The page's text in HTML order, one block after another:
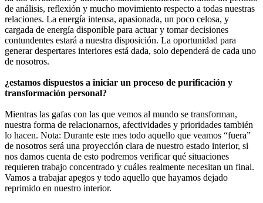
de análisis, reflexión y mucho movimiento respecto a todas nuestras
relaciones. La energía intensa, apasionada, un poco celosa, y
cargada de energía disponible para actuar y tomar decisiones
contundentes estará a nuestra disposición. La oportunidad para
generar despertares interiores está dada, solo dependerá de cada uno
de nosotros.
¿estamos dispuestos a iniciar un proceso de purificación y
transformación personal?
Mientras las gafas con las que vemos al mundo se transforman,
nuestra forma de relacionarnos, afectividades y prioridades también
lo hacen. Nota: Durante este mes todo aquello que veamos “fuera”
de nosotros será una proyección clara de nuestro estado interior, si
nos damos cuenta de esto podremos verificar qué situaciones
requieren trabajo concentrado y cuáles realmente necesitan un final.
Vamos a trabajar apegos y todo aquello que hayamos dejado
reprimido en nuestro interior.